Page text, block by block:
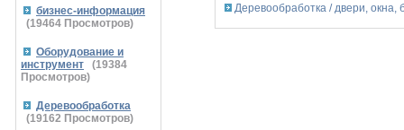
бизнес-информация
(19464 Просмотров)
Оборудование и
инструмент
(19384
Просмотров)
Деревообработка
(19162 Просмотров)
Деревообработка / двери, окна,